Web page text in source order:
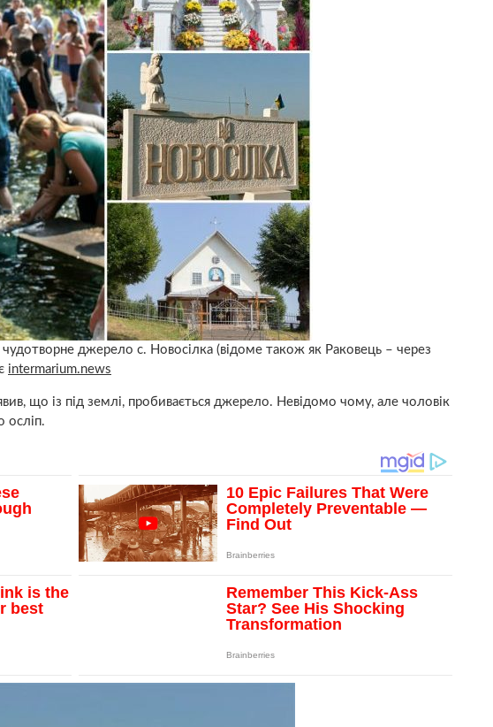
чудотворне джерело с. Новосілка (відоме також як Раковець – через
intermarium.news
що із під землі, пробивається джерело. Невідомо чому, але чоловік
oслiп.